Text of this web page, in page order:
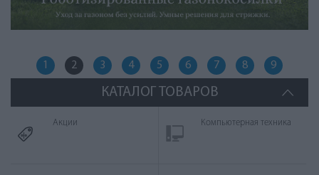
1 2 3 4 5 6 7 8 9
КАТАЛОГ ТОВАРОВ
Aкции Компьютерная техника